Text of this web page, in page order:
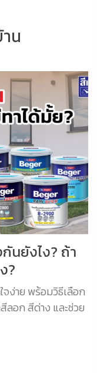
น
นยังไง? ถ้า
?
จง่าย พร้อมวิธีเลือก
อก สีด่าง และช่วย